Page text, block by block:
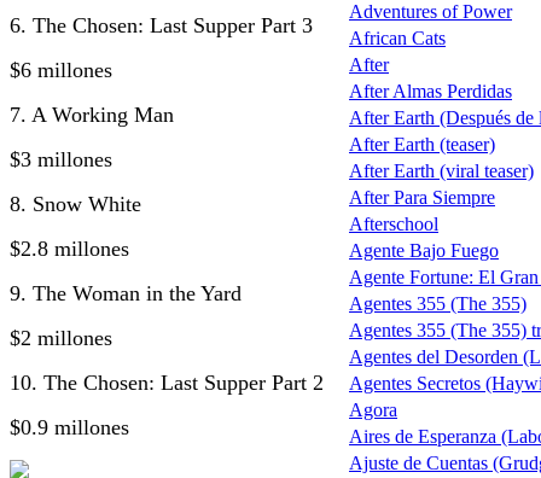
6. The Chosen: Last Supper Part 3
$6 millones
7. A Working Man
$3 millones
8. Snow White
$2.8 millones
9. The Woman in the Yard
$2 millones
10. The Chosen: Last Supper Part 2
$0.9 millones
Adventures of Power
African Cats
After
After Almas Perdidas
After Earth (Después de
After Earth (teaser)
After Earth (viral teaser)
After Para Siempre
Afterschool
Agente Bajo Fuego
Agente Fortune: El
Agentes 355 (The 355)
Agentes 355 (The 355)
Agentes del Desorden
Agentes Secretos
Agora
Aires de Esperanza
Ajuste de Cuentas